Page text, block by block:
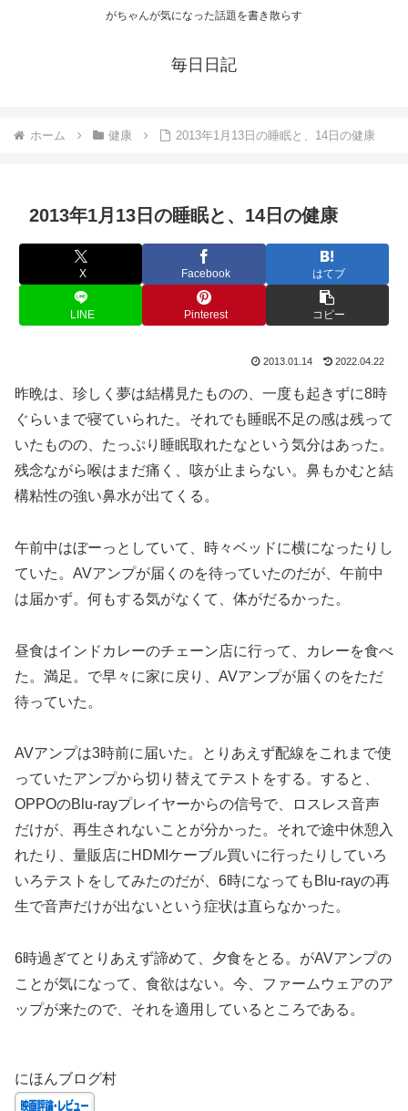
がちゃんが気になった話題を書き散らす
毎日日記
ホーム 健康 2013年1月13日の睡眠と、14日の健康
2013年1月13日の睡眠と、14日の健康
X Facebook はてブ
LINE Pinterest コピー
2013.01.14 2022.04.22
昨晩は、珍しく夢は結構見たものの、一度も起きずに8時
ぐらいまで寝ていられた。それでも睡眠不足の感は残って
いたものの、たっぷり睡眠取れたなという気分はあった。
残念ながら喉はまだ痛く、咳が止まらない。鼻もかむと結
構粘性の強い鼻水が出てくる。
午前中はぼーっとしていて、時々ベッドに横になったりし
ていた。AVアンプが届くのを待っていたのだが、午前中
は届かず。何もする気がなくて、体がだるかった。
昼食はインドカレーのチェーン店に行って、カレーを食べ
た。満足。で早々に家に戻り、AVアンプが届くのをただ
待っていた。
AVアンプは3時前に届いた。とりあえず配線をこれまで使
っていたアンプから切り替えてテストをする。すると、
OPPOのBlu-rayプレイヤーからの信号で、ロスレス音声
だけが、再生されないことが分かった。それで途中休憩入
れたり、量販店にHDMIケーブル買いに行ったりしていろ
いろテストをしてみたのだが、6時になってもBlu-rayの再
生で音声だけが出ないという症状は直らなかった。
6時過ぎてとりあえず諦めて、夕食をとる。がAVアンプの
ことが気になって、食欲はない。今、ファームウェアのア
ップが来たので、それを適用しているところである。
にほんブログ村